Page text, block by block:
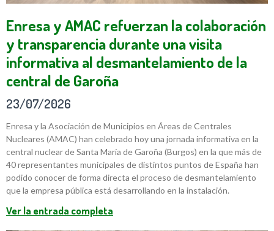
Enresa y AMAC refuerzan la colaboración
y transparencia durante una visita
informativa al desmantelamiento de la
central de Garoña
23/07/2026
Enresa y la Asociación de Municipios en Áreas de Centrales
Nucleares (AMAC) han celebrado hoy una jornada informativa en la
central nuclear de Santa María de Garoña (Burgos) en la que más de
40 representantes municipales de distintos puntos de España han
podido conocer de forma directa el proceso de desmantelamiento
que la empresa pública está desarrollando en la instalación.
Ver la entrada completa